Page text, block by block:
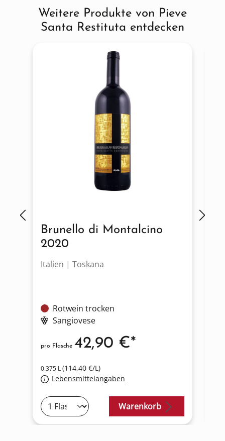
Produktgalerie überspringen
Weitere Produkte von Pieve
Santa Restituta entdecken
Brunello di Montalcino
2020
Italien | Toskana
Rotwein trocken
Sangiovese
0.375 L(114,40 €/L)
Lebensmittelangaben
pro Flasche 42,90 €*
Warenkorb